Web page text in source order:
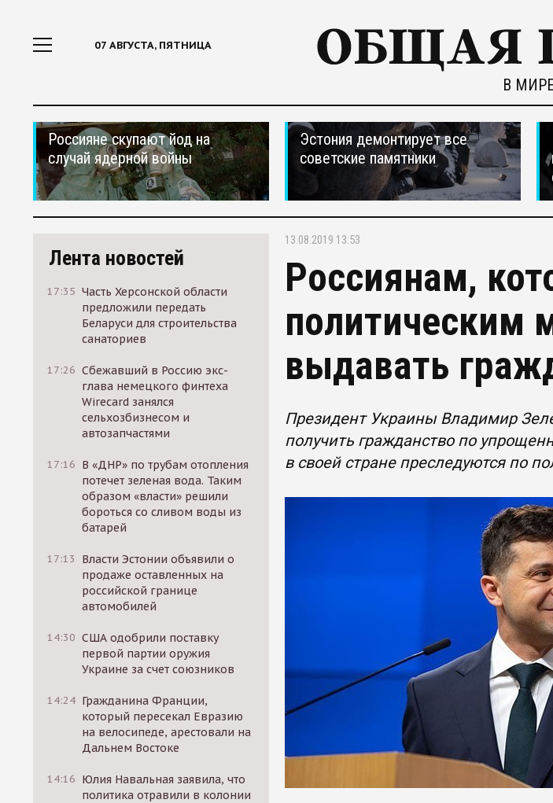
07 АВГУСТА, ПЯТНИЦА
В
Россияне скупают йод на
случай ядерной войны
Эстония демонтирует все
советские памятники
Лента новостей
17:35 Часть Херсонской области
предложили передать
Беларуси для строительства
санаториев
17:26 Сбежавший в Россию экс-
глава немецкого финтеха
Wirecard занялся
сельхозбизнесом и
автозапчастями
17:16 В «ДНР» по трубам отопления
потечет зеленая вода. Таким
образом «власти» решили
бороться со сливом воды из
батарей
17:13
Власти Эстонии объявили о
продаже оставленных на
российской границе
автомобилей
14:30 США одобрили поставку
первой партии оружия
Украине за счет союзников
14:24 Гражданина Франции,
который пересекал Евразию
на велосипеде, арестовали на
Дальнем Востоке
14:16 Юлия Навальная заявила, что
политика отравили в колонии
13.08.2019 13:53
Россиянам,
политическим
выдавать
Президент Украины Владимир
получить гражданство по
в своей стране преследуются по